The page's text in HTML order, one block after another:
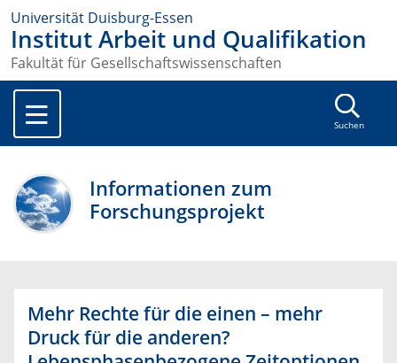
Universität Duisburg-Essen
Institut Arbeit und Qualifikation
Fakultät für Gesellschaftswissenschaften
Suchen
Informationen zum
Forschungsprojekt
Mehr Rechte für die einen – mehr
Druck für die anderen?